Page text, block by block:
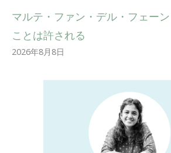
マルテ・ファン・デル・フェー
ことは許される
2026年8月8日